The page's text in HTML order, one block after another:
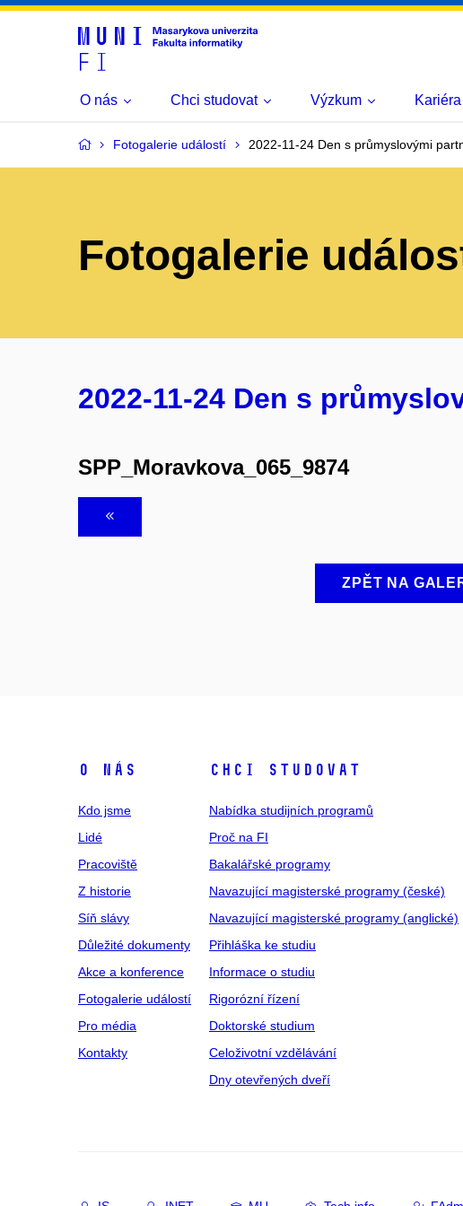
O nás Chci studovat Výzkum Kariéra
Fotogalerie událostí 2022-11-24 Den s průmyslovými
Fotogalerie
2022-11-24 Den s
SPP_Moravkova_065_9874
ZPĚT NA
O NÁS
Kdo jsme
Lidé
Pracoviště
Z historie
Síň slávy
Důležité dokumenty
Akce a konference
Fotogalerie událostí
Pro média
Kontakty
CHCI STUDOVAT
Nabídka studijních programů
Proč na FI
Bakalářské programy
Navazující magisterské programy (české)
Navazující magisterské programy (anglické)
Přihláška ke studiu
Informace o studiu
Rigorózní řízení
Doktorské studium
Celoživotní vzdělávání
Dny otevřených dveří